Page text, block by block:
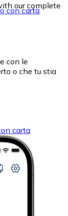
con carta
carta
our complete
con le
o che tu stia